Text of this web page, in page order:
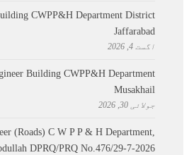
CWPP&H Department District
Jaffarabad
اگست 4, 2026
Building CWPP&H Department
Musakhail
جولائی 30, 2026
(Roads) C W P P & H Department,
​DPRQ/PRQ No.476/29-7-2026